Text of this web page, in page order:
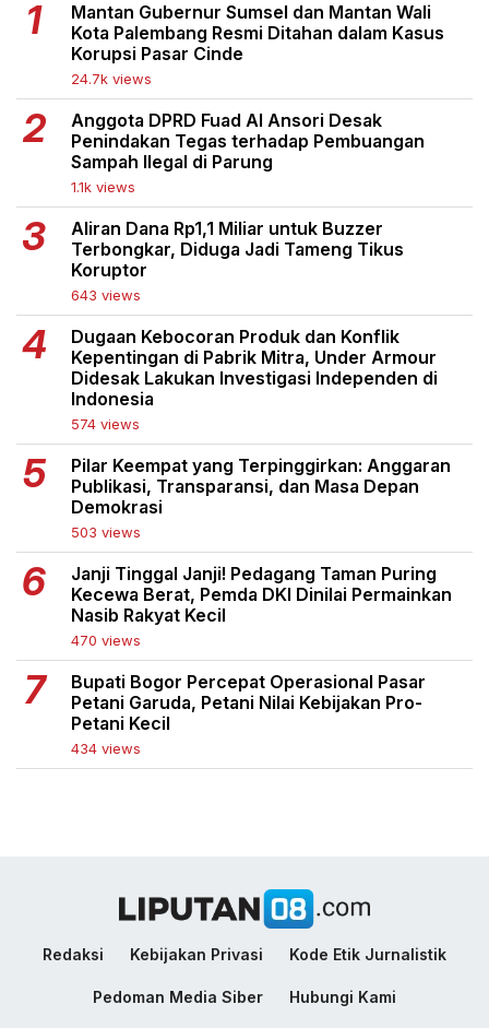
Mantan Gubernur Sumsel dan Mantan Wali
Kota Palembang Resmi Ditahan dalam Kasus
Korupsi Pasar Cinde
24.7k views
Anggota DPRD Fuad Al Ansori Desak
Penindakan Tegas terhadap Pembuangan
Sampah Ilegal di Parung
1.1k views
Aliran Dana Rp1,1 Miliar untuk Buzzer
Terbongkar, Diduga Jadi Tameng Tikus
Koruptor
643 views
Dugaan Kebocoran Produk dan Konflik
Kepentingan di Pabrik Mitra, Under Armour
Didesak Lakukan Investigasi Independen di
Indonesia
574 views
Pilar Keempat yang Terpinggirkan: Anggaran
Publikasi, Transparansi, dan Masa Depan
Demokrasi
503 views
Janji Tinggal Janji! Pedagang Taman Puring
Kecewa Berat, Pemda DKI Dinilai Permainkan
Nasib Rakyat Kecil
470 views
Bupati Bogor Percepat Operasional Pasar
Petani Garuda, Petani Nilai Kebijakan Pro-
Petani Kecil
434 views
Redaksi Kebijakan Privasi Kode Etik Jurnalistik
Pedoman Media Siber Hubungi Kami